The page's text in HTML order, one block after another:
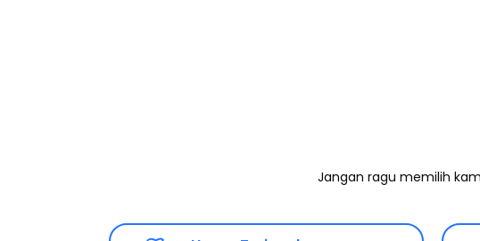
Jangan ragu memilih